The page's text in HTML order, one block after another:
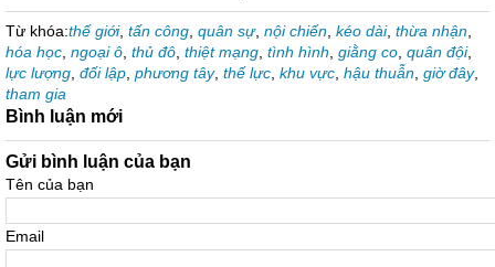
Từ khóa:thế giới, tấn công quân sự, nội chiến kéo dài, thừa nhận
hóa học ngoại ô thủ đô thiệt mạng tình hình giằng co quân đội,
lực lượng đối lập phương tây, thế lực khu vực hậu thuẫn giờ đây,
tham gia
Bình luận mới
Gửi bình luận của bạn
Tên của bạn
Email